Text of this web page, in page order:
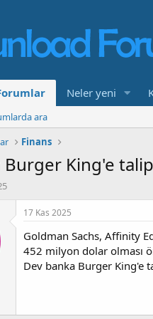
Neler yeni
ara
Finans
Burger King'e
17 Kas 2025
Goldman Sachs, Affinity
452 milyon dolar olması
Dev banka Burger King'e